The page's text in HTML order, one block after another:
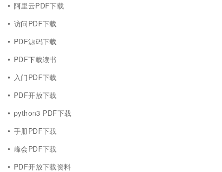
阿里云PDF下载
访问PDF下载
PDF源码下载
PDF下载读书
入门PDF下载
PDF开放下载
python3 PDF下载
手册PDF下载
峰会PDF下载
PDF开放下载资料